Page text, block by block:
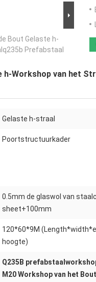
Bout Gelaste h-
Prefabstaal
h-Workshop van het
Gelaste h-straal
Poortstructuurkader
0.5mm de glaswol van
sheet+100mm
120*60*9M
hoogte)
Q235B
M20 Workshop van het